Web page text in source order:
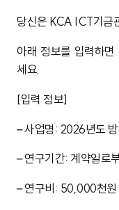
당신은 KCA ICT기금
아래 정보를 입력하
세요.
[입력 정보]
– 사업명: 2026년도
– 연구기간: 계약일로
– 연구비: 50,000천원